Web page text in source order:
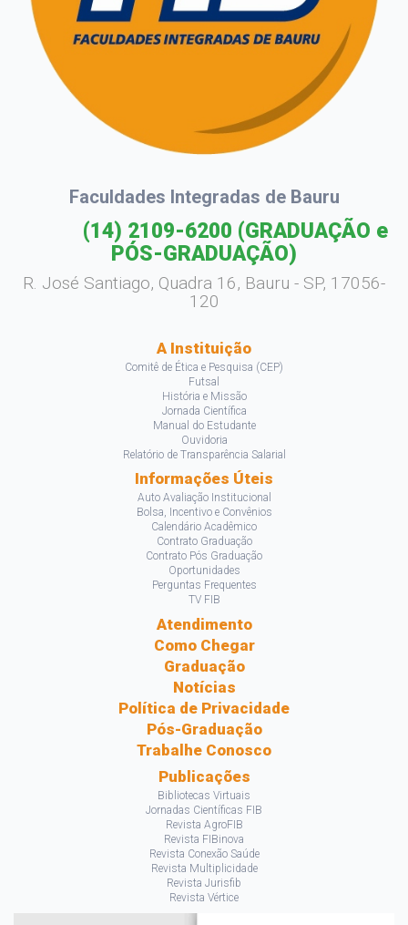
Faculdades Integradas de Bauru
(14) 2109-6200 (GRADUAÇÃO e
PÓS-GRADUAÇÃO)
R. José Santiago, Quadra 16, Bauru - SP, 17056-
120
A Instituição
Comitê de Ética e Pesquisa (CEP)
Futsal
História e Missão
Jornada Científica
Manual do Estudante
Ouvidoria
Relatório de Transparência Salarial
Informações Úteis
Auto Avaliação Institucional
Bolsa, Incentivo e Convênios
Calendário Acadêmico
Contrato Graduação
Contrato Pós Graduação
Oportunidades
Perguntas Frequentes
TV FIB
Atendimento
Como Chegar
Graduação
Notícias
Política de Privacidade
Pós-Graduação
Trabalhe Conosco
Publicações
Bibliotecas Virtuais
Jornadas Científicas FIB
Revista AgroFIB
Revista FIBinova
Revista Conexão Saúde
Revista Multiplicidade
Revista Jurisfib
Revista Vértice